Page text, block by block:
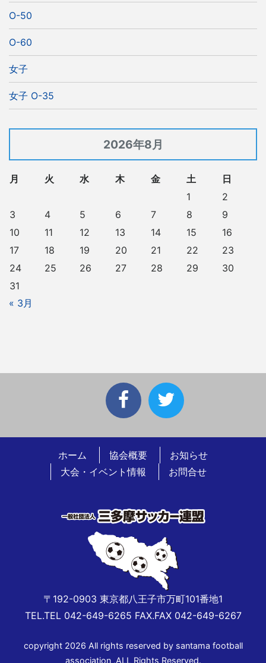
O-50
O-60
女子
女子 O-35
2026年8月
月 火 水 木 金 土
日
1
2
3
4 5 6 7 8
9
10
11 12 13 14 15
16
17
18 19 20 21 22
23
24
25 26 27 28 29
30
31
« 3月
ホーム 協会概要
お知らせ
大会・イベント情報
お問合せ
〒192-0903 東京都八王子市万町101番地1
TEL.TEL 042-649-6265 FAX.FAX 042-649-6267
copyright 2026 All rights reserved by santama football
association ,ALL Rights Reserved.